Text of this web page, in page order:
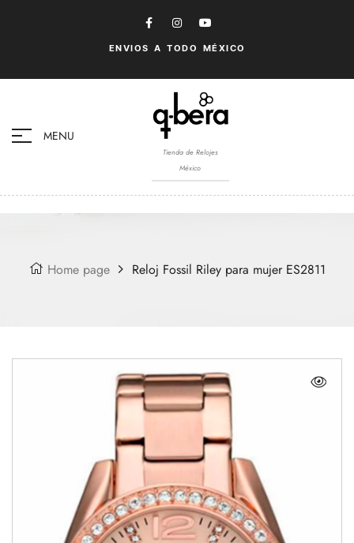
ENVIOS A TODO MÉXICO
MENU
Tienda de Relojes
México
Home page Reloj Fossil Riley para mujer ES2811